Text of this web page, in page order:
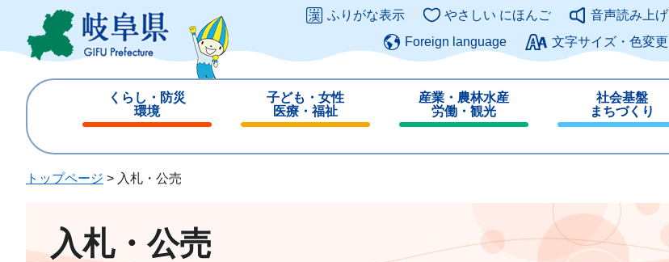
ジ
ュ
このページの本文へ
ふりがな表示 やさしい にほんご
音声読み上げ
Foreign language
文字サイズ・色変更
くらし・防災
環境
じ
子ども・女性
医療・福祉
じ
産業・農林水産
労働・観光
じ
社会基盤
まちづくり
じ
トップページ > 入札・公売
入札・公売